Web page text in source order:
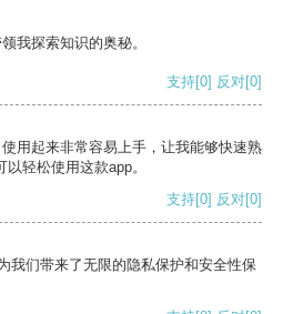
我探索知识的奥秘。
支持[0] 反对[0]
用起来非常容易上手，让我能够快速熟
轻松使用这款app。
支持[0] 反对[0]
我们带来了无限的隐私保护和安全性保